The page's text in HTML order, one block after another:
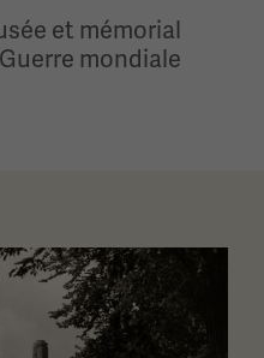
et mémorial
mondiale